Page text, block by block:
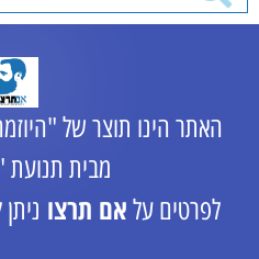
האתר הינו תוצר של
מבית
לפרטים על אם תרצו